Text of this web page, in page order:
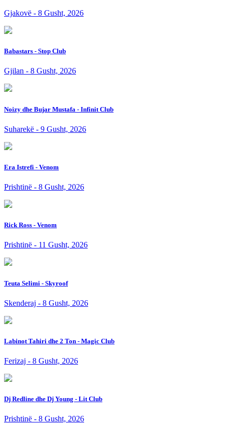
Gjakovë - 8 Gusht, 2026
Babastars - Stop Club
Gjilan - 8 Gusht, 2026
Noizy dhe Bujar Mustafa - Infinit Club
Suharekë - 9 Gusht, 2026
Era Istrefi - Venom
Prishtinë - 8 Gusht, 2026
Rick Ross - Venom
Prishtinë - 11 Gusht, 2026
Teuta Selimi - Skyroof
Skenderaj - 8 Gusht, 2026
Labinot Tahiri dhe 2 Ton - Magic Club
Ferizaj - 8 Gusht, 2026
Dj Redline dhe Dj Young - Lit Club
Prishtinë - 8 Gusht, 2026